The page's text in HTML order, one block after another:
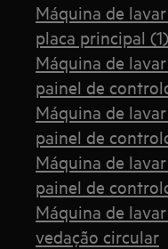
Máquina de
placa principal (1)
Máquina de
painel de
Máquina de
painel de
Máquina de
painel de
Máquina de
vedação circular